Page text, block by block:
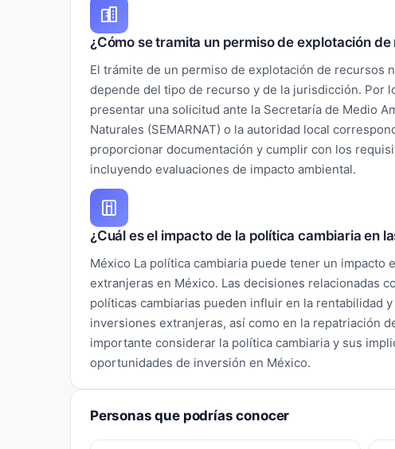
¿Cómo se tramita un permiso de explotación
El trámite de un permiso de explotación de recursos
depende del tipo de recurso y de la jurisdicción. Por
presentar una solicitud ante la Secretaría de Medio
Naturales (SEMARNAT) o la autoridad local
proporcionar documentación y cumplir con los
incluyendo evaluaciones de impacto ambiental.
¿Cuál es el impacto de la política cambiaria en
México La política cambiaria puede tener un impacto
extranjeras en México. Las decisiones relacionadas
políticas cambiarias pueden influir en la rentabilidad
inversiones extranjeras, así como en la repatriación
importante considerar la política cambiaria y sus
oportunidades de inversión en México.
Personas que podrías conocer